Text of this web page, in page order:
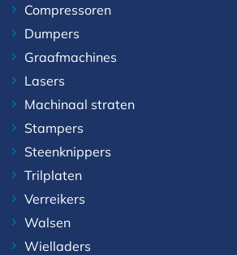
Compressoren
Dumpers
Graafmachines
Lasers
Machinaal straten
Stampers
Steenknippers
Trilplaten
Verreikers
Walsen
Wielladers